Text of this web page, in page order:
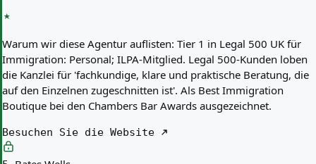
Warum wir diese Agentur auflisten: Tier 1 in Legal 500 UK für
Immigration: Personal; ILPA-Mitglied. Legal 500-Kunden loben
die Kanzlei für 'fachkundige, klare und praktische Beratung, die
auf den Einzelnen zugeschnitten ist'. Als Best Immigration
Boutique bei den Chambers Bar Awards ausgezeichnet.
Besuchen Sie die Website